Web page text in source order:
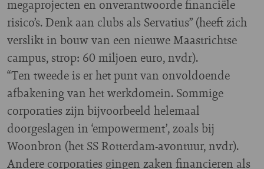
megaprojecten en onverantwoorde financiële
risico’s. Denk aan clubs als Servatius” (heeft zich
verslikt in bouw van een nieuwe Maastrichtse
campus, strop: 60 miljoen euro, nvdr).
“Ten tweede is er het punt van onvoldoende
afbakening van het werkdomein. Sommige
corporaties zijn bijvoorbeeld helemaal
doorgeslagen in ‘empowerment’, zoals bij
Woonbron (het SS Rotterdam-avontuur, nvdr).
Andere corporaties gingen zaken financieren als